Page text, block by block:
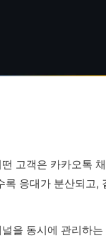
고객은 카카오톡
응대가 분산되고
을 동시에 관리하